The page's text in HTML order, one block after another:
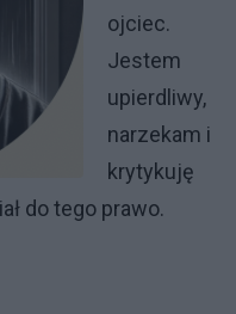
ojciec.
Jestem
upierdliwy,
narzekam i
krytykuję
do tego prawo.